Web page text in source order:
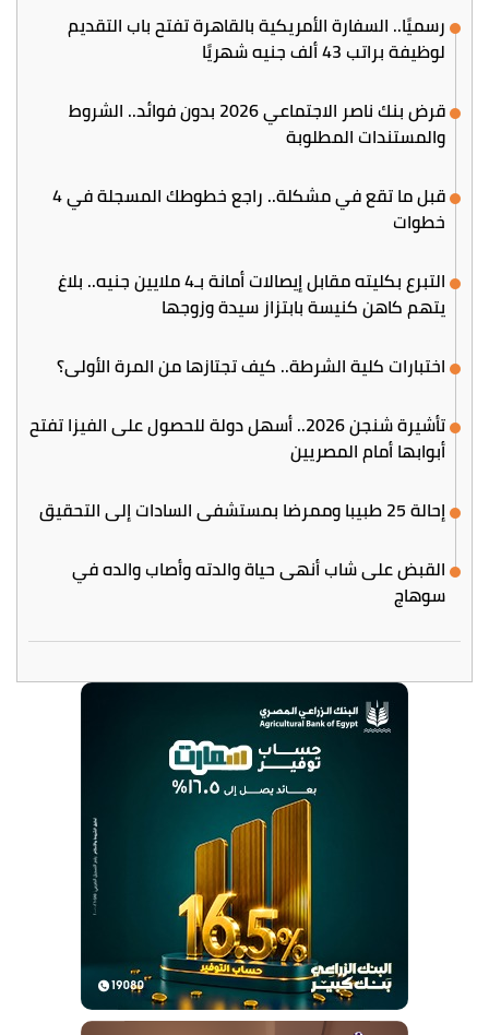
رسميًا.. السفارة الأمريكية بالقاهرة تفتح باب التقديم
لوظيفة براتب 43 ألف جنيه شهريًا
قرض بنك ناصر الاجتماعي 2026 بدون فوائد.. الشروط
والمستندات المطلوبة
قبل ما تقع في مشكلة.. راجع خطوطك المسجلة في 4
خطوات
التبرع بكليته مقابل إيصالات أمانة بـ4 ملايين جنيه.. بلاغ
يتهم كاهن كنيسة بابتزاز سيدة وزوجها
اختبارات كلية الشرطة.. كيف تجتازها من المرة الأولى؟
تأشيرة شنجن 2026.. أسهل دولة للحصول على الفيزا تفتح
أبوابها أمام المصريين
إحالة 25 طبيبا وممرضا بمستشفى السادات إلى التحقيق
القبض على شاب أنهى حياة والدته وأصاب والده في
سوهاج